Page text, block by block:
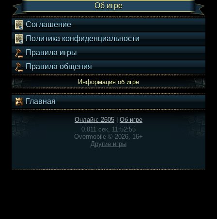
Об игре
Соглашение
Политика конфиденциальности
Правила игры
Правила общения
Информация об игре
Главная
Онлайн: 2605
Об игре
0.011 сек, 11:52:55
Overmobile © 2026, 16+
Другие игры